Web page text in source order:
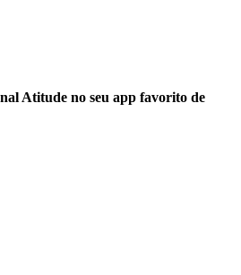
Atitude no seu app favorito de